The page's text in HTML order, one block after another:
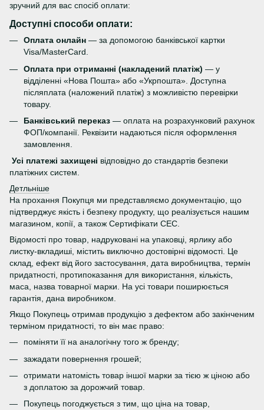
зручний для вас спосіб оплати:
Доступні способи оплати:
Оплата онлайн — за допомогою банківської картки
Visa/MasterCard.
Оплата при отриманні (накладений платіж) — у
відділенні «Нова Пошта» або «Укрпошта». Доступна
післяплата (наложений платіж) з можливістю перевірки
товару.
Банківський переказ — оплата на розрахунковий рахунок
ФОП/компанії. Реквізити надаються після оформлення
замовлення.
Усі платежі захищені відповідно до стандартів безпеки
платіжних систем.
Детльніше
На прохання Покупця ми представляємо документацію, що
підтверджує якість і безпеку продукту, що реалізується нашим
магазином, копії, а також Сертифікати СЕС.
Відомості про товар, надруковані на упаковці, ярлику або
листку-вкладиші, містить виключно достовірні відомості. Це
склад, ефект від його застосування, дата виробництва, термін
придатності, протипоказання для використання, кількість,
маса, назва товарної марки. На усі товари поширюється
гарантія, дана виробником.
Якщо Покупець отримав продукцію з дефектом або закінченим
терміном придатності, то він має право:
поміняти її на аналогічну того ж бренду;
зажадати повернення грошей;
отримати натомість товар іншої марки за тією ж ціною або
з доплатою за дорожчий товар.
Покупець погоджується з тим, що ціна на товар,